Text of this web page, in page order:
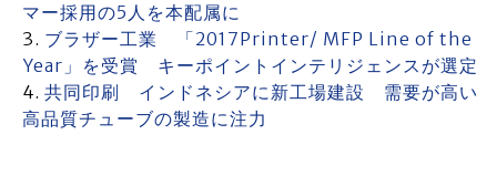
マー採用の5人を本配属に
ブラザー工業 「2017Printer/ MFP Line of the
Year」を受賞 キーポイントインテリジェンスが選定
共同印刷 インドネシアに新工場建設 需要が高い
高品質チューブの製造に注力